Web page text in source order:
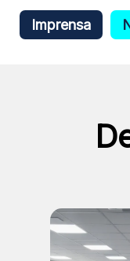
Imprensa